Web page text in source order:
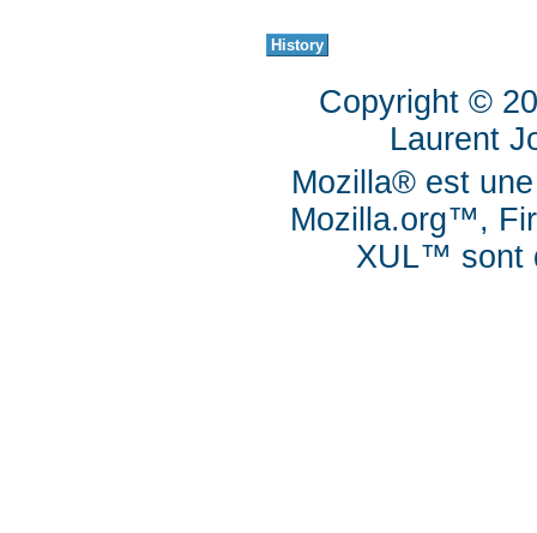
Copyright ©
Laurent
Mozilla® est
Mozilla.org™,
XUL™ sont